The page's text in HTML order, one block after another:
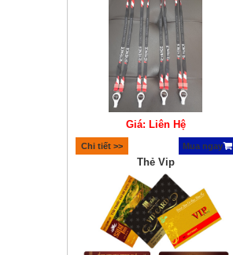
Giá: Liên Hệ
Chi tiết >> Mua ngay
Thẻ Vip
Giá: Liên Hệ